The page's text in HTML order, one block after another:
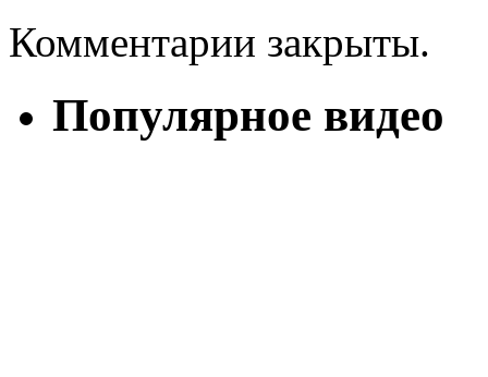
Комментарии закрыты.
Популярное видео